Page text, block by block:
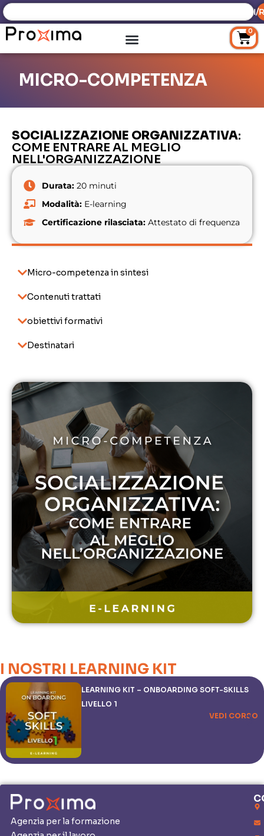
ACCEDI/
0
MICRO-COMPETENZA
SOCIALIZZAZIONE ORGANIZZATIVA:
COME ENTRARE AL MEGLIO
NELL'ORGANIZZAZIONE
Durata: 20 minuti
Modalità: E-learning
Certificazione rilasciata: Attestato di frequenza
Micro-competenza in sintesi
Contenuti trattati
obiettivi formativi
Destinatari
I NOSTRI LEARNING KIT
LEARNING KIT – ONBOARDING SOFT-SKILLS
LIVELLO 1
VEDI CORSO
Agenzia per la formazione